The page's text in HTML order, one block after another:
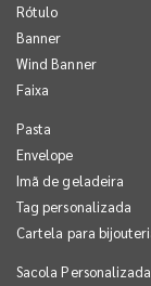
Rótulo
Banner
Wind Banner
Faixa
Pasta
Envelope
Imã de geladeira
Tag personalizada
Cartela para
Sacola Personalizada